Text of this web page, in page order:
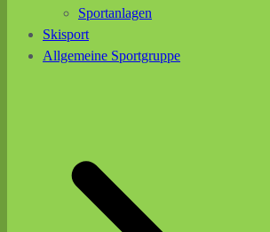
Sportanlagen
Skisport
Allgemeine Sportgruppe